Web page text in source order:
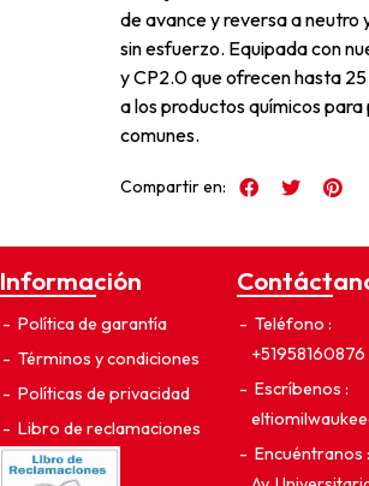
de avance y reversa a neutro
sin esfuerzo. Equipada con
y CP2.0 que ofrecen hasta
a los productos químicos
comunes.
Compartir en:
Información
Política de garantía
Términos y condiciones
Políticas de privacidad
Libro de reclamaciones
Teléfono
+51958160876
Escríbenos
Encuéntranos